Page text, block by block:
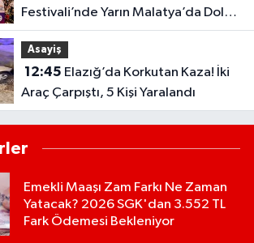
Festivali’nde Yarın Malatya’da Dolu
Dolu Program! İşte Detaylar..
Asayiş
12:45
Araç Çarpıştı, 5 Kişi Yaralandı
Emekli Maaşı Zam Farkı Ne Zaman
Yatacak? 2026 SGK'dan 3.552 TL
Fark Ödemesi Bekleniyor